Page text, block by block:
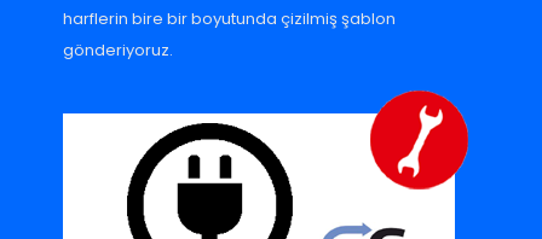
harflerin bire bir boyutunda çizilmiş şablon
gönderiyoruz.